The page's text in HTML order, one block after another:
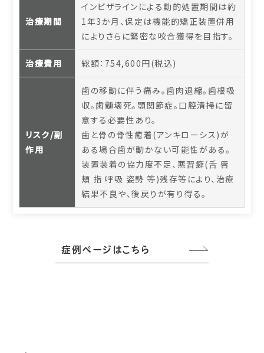
治療期間
インビザラインによる動的処置期間は約
1年3か月、保定は機能的矯正装置併用
によりさらに緊密な咬合獲得を目指す。
治療費用 総額：754,600円(税込)
リスク/副
作用
歯の移動に伴う痛み。歯肉退縮。歯根吸
収。歯髄壊死。顎関節症。口腔清掃に留
意する必要性あり。
歯と骨の骨性癒着(アンキローシス)が
ある場合歯が動かない可能性がある。
装置装着の協力度不足、悪習癖(舌 唇
頬 指 呼吸 姿勢 等)残存等により、治療
結果不良や、後戻りが有り得る。
症例ページはこちら